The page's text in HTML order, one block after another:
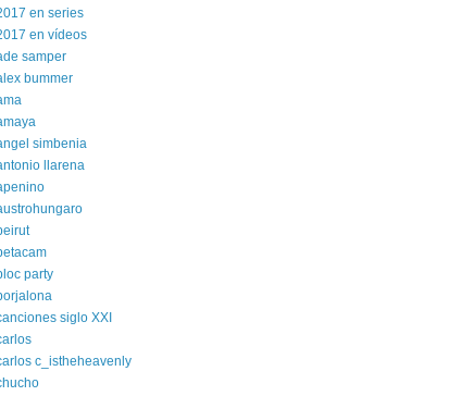
en series
en vídeos
samper
bummer
simbenia
llarena
party
siglo XXI
c_istheheavenly